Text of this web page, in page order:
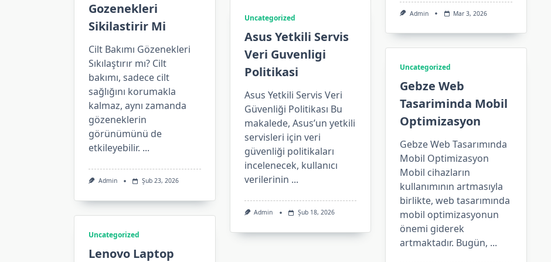
Admin Mar 3, 2026
Gozenekleri
Sikilastirir Mi
Cilt Bakımı Gözenekleri
Sıkılaştırır mı? Cilt
bakımı, sadece cilt
sağlığını korumakla
kalmaz, aynı zamanda
gözeneklerin
görünümünü de
etkileyebilir. ...
Admin Şub 23, 2026
Uncategorized
Asus Yetkili Servis
Veri Guvenligi
Politikasi
Asus Yetkili Servis Veri
Güvenliği Politikası Bu
makalede, Asus’un yetkili
servisleri için veri
güvenliği politikaları
incelenecek, kullanıcı
verilerinin ...
Admin Şub 18, 2026
Uncategorized
Gebze Web
Tasariminda Mobil
Optimizasyon
Gebze Web Tasarımında
Mobil Optimizasyon
Mobil cihazların
kullanımının artmasıyla
birlikte, web tasarımında
mobil optimizasyonun
önemi giderek
artmaktadır. Bugün, ...
Uncategorized
Lenovo Laptop